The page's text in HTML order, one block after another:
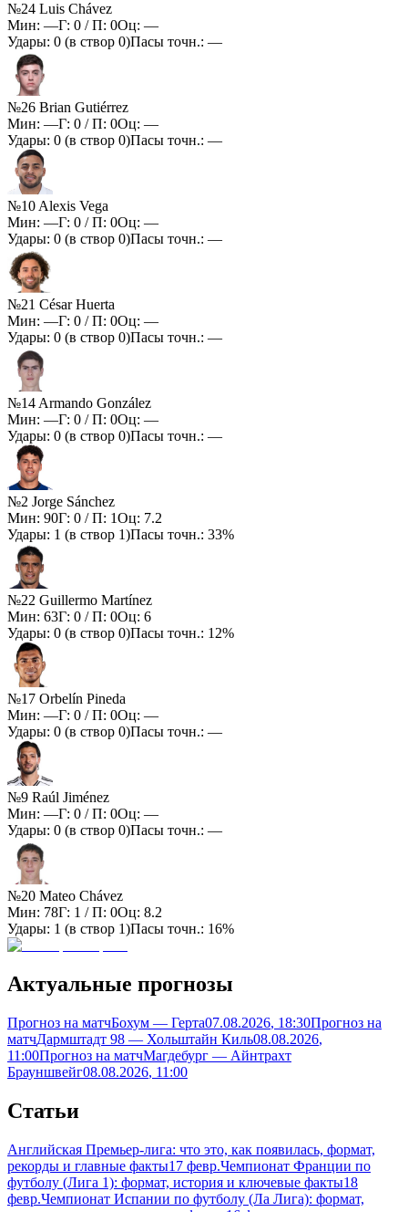
№24 Luis Chávez
Мин: —Г: 0 / П: 0Оц: —
Удары: 0 (в створ 0)Пасы точн.: —
№26 Brian Gutiérrez
Мин: —Г: 0 / П: 0Оц: —
Удары: 0 (в створ 0)Пасы точн.: —
№10 Alexis Vega
Мин: —Г: 0 / П: 0Оц: —
Удары: 0 (в створ 0)Пасы точн.: —
№21 César Huerta
Мин: —Г: 0 / П: 0Оц: —
Удары: 0 (в створ 0)Пасы точн.: —
№14 Armando González
Мин: —Г: 0 / П: 0Оц: —
Удары: 0 (в створ 0)Пасы точн.: —
№2 Jorge Sánchez
Мин: 90Г: 0 / П: 1Оц: 7.2
Удары: 1 (в створ 1)Пасы точн.: 33%
№22 Guillermo Martínez
Мин: 63Г: 0 / П: 0Оц: 6
Удары: 0 (в створ 0)Пасы точн.: 12%
№17 Orbelín Pineda
Мин: —Г: 0 / П: 0Оц: —
Удары: 0 (в створ 0)Пасы точн.: —
№9 Raúl Jiménez
Мин: —Г: 0 / П: 0Оц: —
Удары: 0 (в створ 0)Пасы точн.: —
№20 Mateo Chávez
Мин: 78Г: 1 / П: 0Оц: 8.2
Удары: 1 (в створ 1)Пасы точн.: 16%
Актуальные прогнозы
Прогноз на матчБохум — Герта07.08.2026, 18:30Прогноз на
матчДармштадт 98 — Хольштайн Киль08.08.2026,
11:00Прогноз на матчМагдебург — Айнтрахт
Брауншвейг08.08.2026, 11:00
Статьи
Английская Премьер-лига: что это, как появилась, формат,
рекорды и главные факты17 февр.Чемпионат Франции по
футболу (Лига 1): формат, история и ключевые факты18
февр.Чемпионат Испании по футболу (Ла Лига): формат,